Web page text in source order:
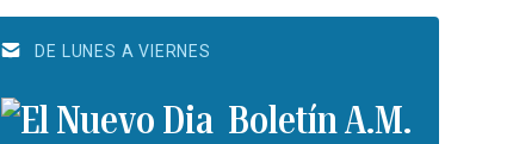
DE LUNES A VIERNES
Boletín A.M.